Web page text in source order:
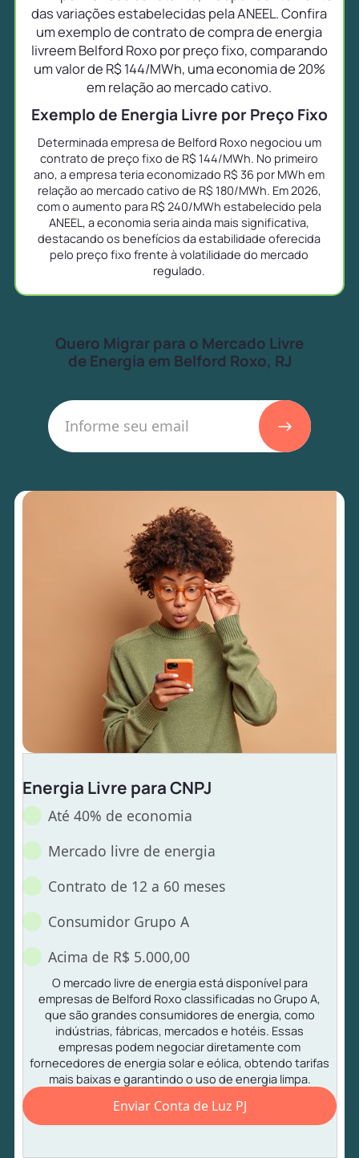
das variações estabelecidas pela ANEEL. Confira
um exemplo de contrato de compra de energia
livreem Belford Roxo por preço fixo, comparando
um valor de R$ 144/MWh, uma economia de 20%
em relação ao mercado cativo.
Exemplo de Energia Livre por Preço Fixo
Determinada empresa de Belford Roxo negociou um
contrato de preço fixo de R$ 144/MWh. No primeiro
ano, a empresa teria economizado R$ 36 por MWh em
relação ao mercado cativo de R$ 180/MWh. Em 2026,
com o aumento para R$ 240/MWh estabelecido pela
ANEEL, a economia seria ainda mais significativa,
destacando os benefícios da estabilidade oferecida
pelo preço fixo frente à volatilidade do mercado
regulado.
Quero Migrar para o Mercado Livre
de Energia em Belford Roxo, RJ
Energia Livre para CNPJ
Até 40% de economia
Mercado livre de energia
Contrato de 12 a 60 meses
Consumidor Grupo A
Acima de R$ 5.000,00
O mercado livre de energia está disponível para
empresas de Belford Roxo classificadas no Grupo A,
que são grandes consumidores de energia, como
indústrias, fábricas, mercados e hotéis. Essas
empresas podem negociar diretamente com
fornecedores de energia solar e eólica, obtendo tarifas
mais baixas e garantindo o uso de energia limpa.
Enviar Conta de Luz PJ